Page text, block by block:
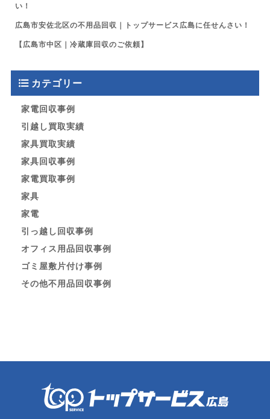
い！
広島市安佐北区の不用品回収｜トップサービス広島に任せんさい！
【広島市中区｜冷蔵庫回収のご依頼】
カテゴリー
家電回収事例
引越し買取実績
家具買取実績
家具回収事例
家電買取事例
家具
家電
引っ越し回収事例
オフィス用品回収事例
ゴミ屋敷片付け事例
その他不用品回収事例